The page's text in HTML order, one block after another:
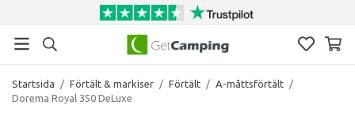
Startsida / Förtält & markiser / Förtält / A-måttsförtält /
Dorema Royal 350 DeLuxe